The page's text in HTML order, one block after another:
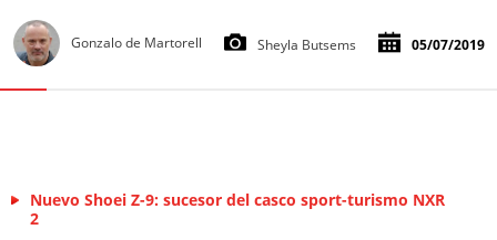
Gonzalo de Martorell Sheyla Butsems 05/07/2019
Nuevo Shoei Z-9: sucesor del casco sport-turismo NXR
2